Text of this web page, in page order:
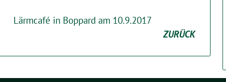
Lärmcafé in Boppard am 10.9.2017
ZURÜCK